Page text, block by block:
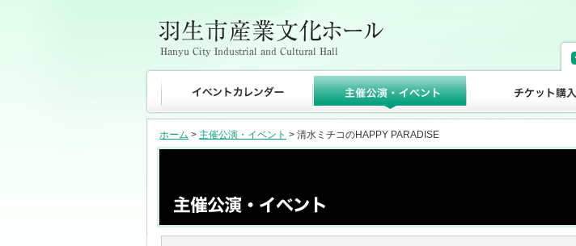
ホーム > 主催公演・イベント > 清水ミチコのHAPPY PARADISE